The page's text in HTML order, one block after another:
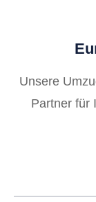
Unsere
Partner für